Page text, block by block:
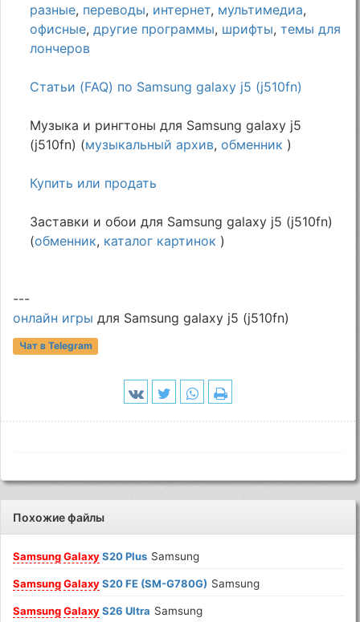
разные, переводы, интернет, мультимедиа,
офисные,другие программы, шрифты,темы для
лончеров
Статьи (FAQ) по Samsung galaxy j5 (j510fn)
Музыка и рингтоны для Samsung galaxy j5
(j510fn) (музыкальный архив,обменник )
Купить или продать
Заставки и обои для Samsung galaxy j5 (j510fn)
(обменник, каталог картинок )
---
онлайн игры для Samsung galaxy j5 (j510fn)
Чат в Telegram
Похожие файлы
Samsung GalaxyS20 Plus Samsung
Samsung GalaxyS20 FE (SM-G780G) Samsung
Samsung GalaxyS26 Ultra Samsung